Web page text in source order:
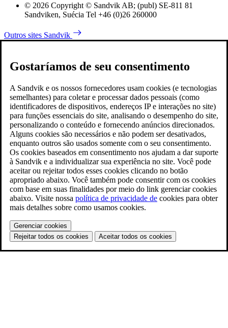
© 2026 Copyright © Sandvik AB; (publ) SE-811 81
Sandviken, Suécia Tel +46 (0)26 260000
Outros sites Sandvik
Gostaríamos de seu consentimento
A Sandvik e os nossos fornecedores usam cookies (e tecnologias
semelhantes) para coletar e processar dados pessoais (como
identificadores de dispositivos, endereços IP e interações no site)
para funções essenciais do site, analisando o desempenho do site,
personalizando o conteúdo e fornecendo anúncios direcionados.
Alguns cookies são necessários e não podem ser desativados,
enquanto outros são usados somente com o seu consentimento.
Os cookies baseados em consentimento nos ajudam a dar suporte
à Sandvik e a individualizar sua experiência no site. Você pode
aceitar ou rejeitar todos esses cookies clicando no botão
apropriado abaixo. Você também pode consentir com os cookies
com base em suas finalidades por meio do link gerenciar cookies
abaixo. Visite nossa política de privacidade de cookies para obter
mais detalhes sobre como usamos cookies.
Gerenciar cookies
Rejeitar todos os cookies
Aceitar todos os cookies